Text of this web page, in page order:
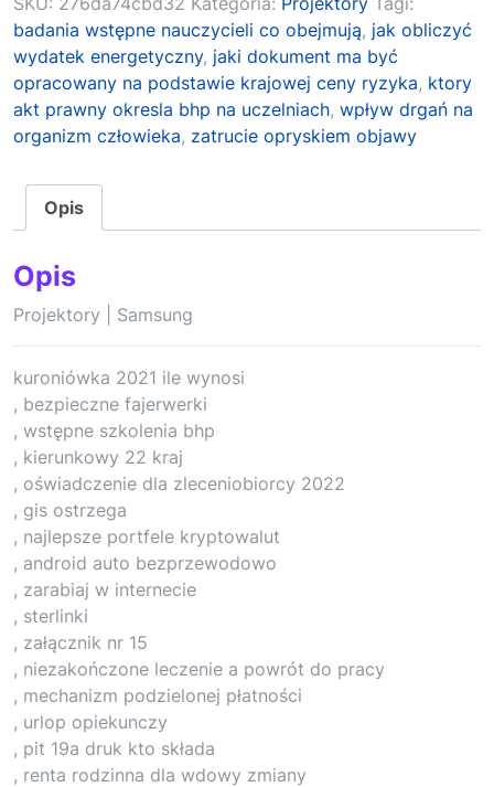
badania wstępne nauczycieli co obejmują, jak obliczyć
wydatek energetyczny, jaki dokument ma być
opracowany na podstawie krajowej ceny ryzyka, ktory
akt prawny okresla bhp na uczelniach, wpływ drgań na
organizm człowieka, zatrucie opryskiem objawy
Opis
Opis
Projektory | Samsung
kuroniówka 2021 ile wynosi
, bezpieczne fajerwerki
, wstępne szkolenia bhp
, kierunkowy 22 kraj
, oświadczenie dla zleceniobiorcy 2022
, gis ostrzega
, najlepsze portfele kryptowalut
, android auto bezprzewodowo
, zarabiaj w internecie
, sterlinki
, załącznik nr 15
, niezakończone leczenie a powrót do pracy
, mechanizm podzielonej płatności
, urlop opiekunczy
, pit 19a druk kto składa
, renta rodzinna dla wdowy zmiany